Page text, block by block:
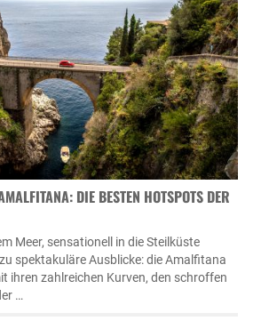
DIE BESTEN HOTSPOTS DER A
Meer, sensationell in die Steilküste
spektakuläre Ausblicke: die Amalfitana
ihren zahlreichen Kurven, den schroffen
…